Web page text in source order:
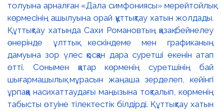
толуына арналған «Дала симфониясы» мерейтойлық
көрмесінің ашылуына орай құттықтау хатын жолдады.
Құттықтау хатында Сахи Романовтың қазақ бейнелеу
өнерінде ұлттық кескіндеме мен графиканың
дамуына зор үлес қосқан дара суретші екенін атап
өтті. Сонымен қатар көрменің суретшінің бай
шығармашылық мұрасын жаңаша зерделеп, кейінгі
ұрпаққа насихаттаудағы маңызына тоқталып, көрменің
табысты өтуіне тілектестік білдірді. Құттықтау хатын